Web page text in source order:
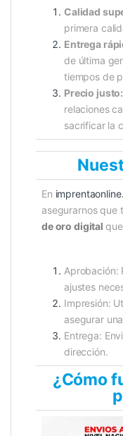
Calidad
primera
Entrega
de última
tiempos de
Precio justo:
relaciones
sacrificar la
En
asegurarnos que
de oro digital
Aprobación:
ajustes
Impresión:
asegurar
Entrega:
dirección.
¿Cómo